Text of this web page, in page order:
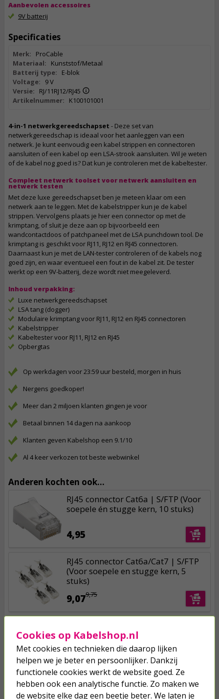
Aanbevolen accessoires
9V batterij
Specificaties
Merk:
ProCable
Materiaal:
Kunststof/Metaal
Batterij type:
E-blok
Voltage:
9 V
Versie:
RJ/11RJ12/RJ45
Artikelnummer:
K100101001
4-in-1 netwerkgereedschapset - Deze set van
netwerkgereedschap is ideaal voor het aanleggen van een
netwerk. Je kunt eenvoudig een kabel strippen en connectoren
aansluiten of een kabel op een LSA-strook aansluiten. Wil je weten
of de kabel nog goed is? Dat kun je controleren met de kabeltester.
Compleet netwerk toolset voor netwerk aansluiten en
netwerk testen
Met deze luxe gereedschapset ben je meteen klaar om een
netwerk aan te leggen. Met de kabelstripper kun je de kabel
strippen. Vervolgens plaats je hier een connector op met de
krimptang, of sluit je deze aan op bijvoorbeeld een
wandcontactdoos of patchpaneel met de LSA punchdown tool. De
krimptang is geschikt voor RJ11, RJ12 en RJ45 connectoren.
Daarnaast kun je met de LAN-tester controleren of de kabels nog
goed zijn, en waar eventueel een fout in de kabel zit. De tester
werkt op een 9V-batterij, deze wordt niet meegeleverd.
Inhoud verpakking:
Luxe netwerkgereedschapset
LSA tang (dogger)
Modulaire krimptang voor RJ11, RJ12 en RJ45 connectoren
Kabelstripper
Kabeltester voor RJ11, RJ12 en RJ45
Opbergtas
Op werkdagen voor 23:59 uur besteld, morgen in huis
Nergens goedkoper!
Meer dan 2 miljoen klanten gingen je voor
Betaal binnen 14 dagen na aankoop
Klanten geven Kabelshop een 9.1/10
Al 4 keer verkozen tot beste webwinkel
Anderen kochten ook...
RJ45 connector Cat6a | S/FTP (Voor
soepele én stugge kern, 10 stuks)
4,95
RJ45 connector Cat6a/Cat7 | S/FTP
(Voor soepele en stugge kern, 5
stuks)
9,75
9,07
stuk, Knikbescherming, Cat6a/Cat7,
Zwart)
5,00
4,40
Cookies op Kabelshop.nl
Met cookies en technieken die daarop lijken
helpen we je beter en persoonlijker. Dankzij
functionele cookies werkt de website goed. Ze
hebben ook een analytische functie. Zo maken we
de website elke dag een beetje beter. We laten je